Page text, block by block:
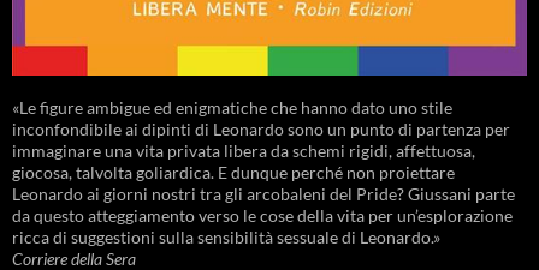
«Le figure ambigue ed enigmatiche che hanno dato uno stile
inconfondibile ai dipinti di Leonardo sono un punto di partenza per
immaginare una vita privata libera da schemi rigidi, affettuosa,
giocosa, talvolta goliardica. E dunque perché non proiettare
Leonardo ai giorni nostri tra gli arcobaleni del Pride? Giussani parte
da questo atteggiamento verso le cose della vita per un’esplorazione
ricca di suggestioni sulla sensibilità sessuale di Leonardo.»
Corriere della Sera